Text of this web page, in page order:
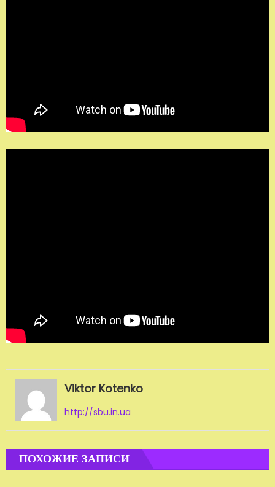
Viktor Kotenko
http://sbu.in.ua
ПОХОЖИЕ ЗАПИСИ